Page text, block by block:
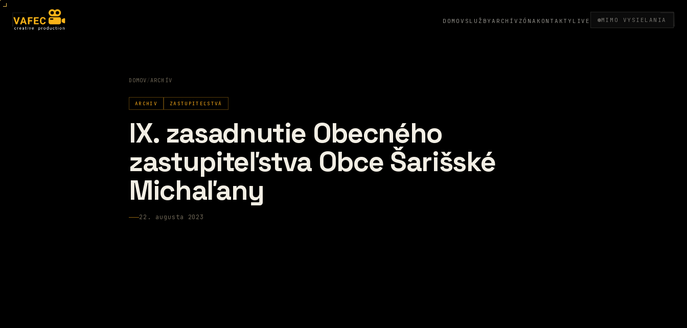
DOMOV SLUŽBY ARCHÍV ZÓNA KONTAKTY LIVE MIMO VYSIELANIA
DOMOV/ARCHÍV
ARCHIV ZASTUPITEĽSTVÁ
IX. zasadnutie Obecného
zastupiteľstva Obce Šarišské
Michaľany
22. augusta 2023